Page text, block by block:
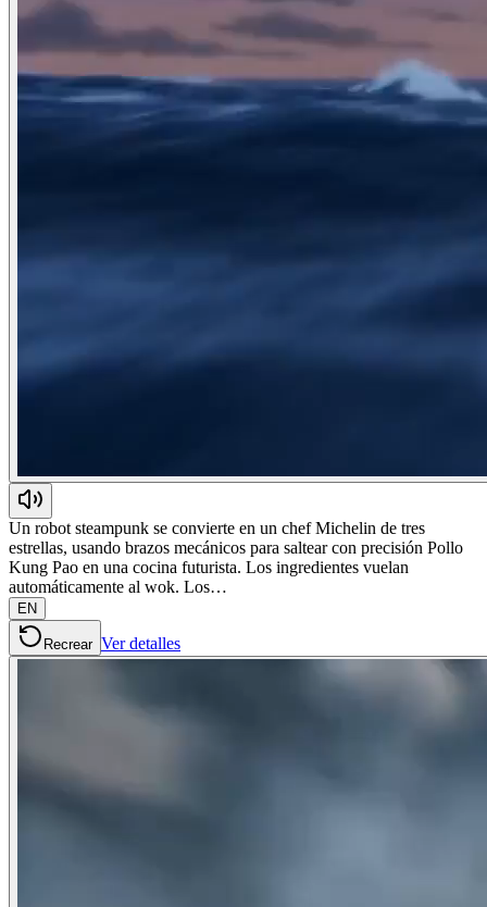
Un robot steampunk se convierte en un chef Michelin de tres
estrellas, usando brazos mecánicos para saltear con precisión Pollo
Kung Pao en una cocina futurista. Los ingredientes vuelan
automáticamente al wok. Los…
EN
Recrear Ver detalles